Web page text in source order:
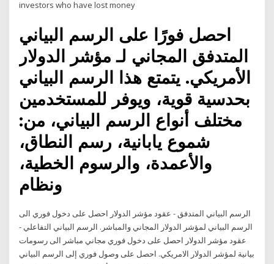
investors who have lost money
احصل فورًا على الرسم البياني
المتدفق المجاني لـ مؤشر الدولار
الأمريكي. يتمتع هذا الرسم البياني
بحدسية قوية، ويوفر للمستخدمين
مختلف أنواع الرسم البياني، من:
شموع يابانية، رسم النطاق،
والأعمدة، والرسوم الخطية،
ونظام
الرسم البياني المتدفق - عقود مؤشر الدولار احصل على دخول فوري الى
الرسم البياني لمؤشر الدولار المجاني والمباشر. الرسم البياني التفاعلي -
عقود مؤشر الدولار احصل على دخول فوري مجاني مباشر الى رسومات
بيانية لمؤشر الدولار الامريكي. احصل على وصول فوري إلى الرسم البياني